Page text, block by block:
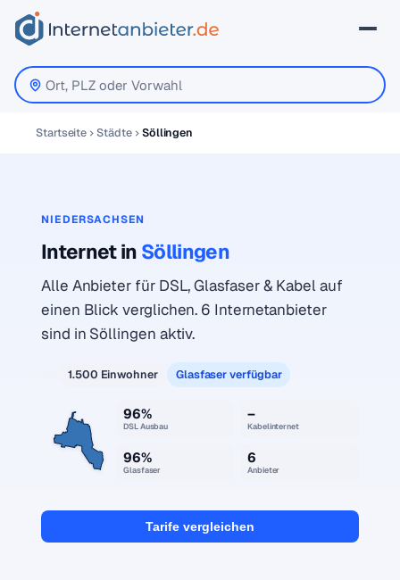
Startseite Städte Söllingen
NIEDERSACHSEN
Internet in Söllingen
Alle Anbieter für DSL, Glasfaser & Kabel auf
einen Blick verglichen. 6 Internetanbieter
sind in Söllingen aktiv.
1.500 Einwohner Glasfaser verfügbar
96%
DSL Ausbau
–
Kabelinternet
96%
Glasfaser
6
Anbieter
Tarife vergleichen